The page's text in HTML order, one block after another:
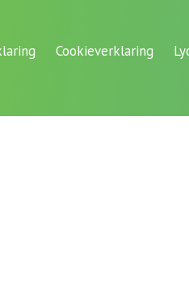
Cookieverklaring